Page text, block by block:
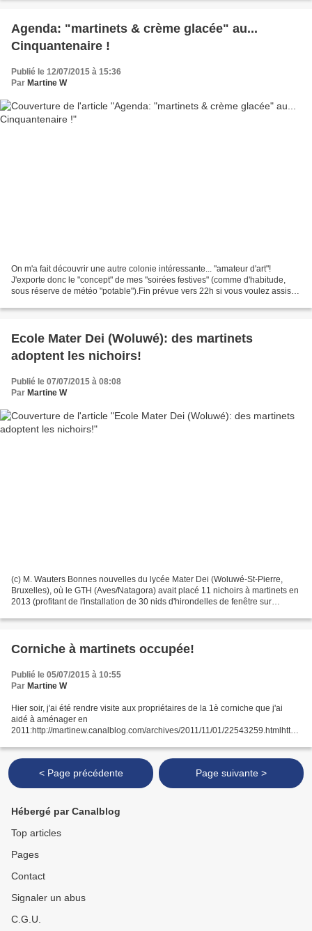
Agenda: "martinets & crème glacée" au...
Cinquantenaire !
Publié le 12/07/2015 à 15:36
Par Martine W
On m'a fait découvrir une autre colonie intéressante... "amateur d'art"!
J'exporte donc le "concept" de mes "soirées festives" (comme d'habitude,
sous réserve de météo "potable").Fin prévue vers 22h si vous voulez assister
Ecole Mater Dei (Woluwé): des martinets
adoptent les nichoirs!
Publié le 07/07/2015 à 08:08
Par Martine W
(c) M. Wauters Bonnes nouvelles du lycée Mater Dei (Woluwé-St-Pierre,
Bruxelles), où le GTH (Aves/Natagora) avait placé 11 nichoirs à martinets en
2013 (profitant de l'installation de 30 nids d'hirondelles de fenêtre sur
Corniche à martinets occupée!
Publié le 05/07/2015 à 10:55
Par Martine W
Hier soir, j'ai été rendre visite aux propriétaires de la 1è corniche que j'ai
aidé à aménager en
2011:http://martinew.canalblog.com/archives/2011/11/01/22543259.htmlhttp:/
jusqu'à la...
< Page précédente Page suivante >
Hébergé par Canalblog
Top articles
Pages
Contact
Signaler un abus
C.G.U.